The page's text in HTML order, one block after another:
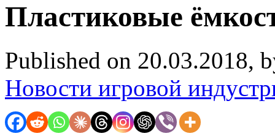
Пластиковые
Published on 20.03.2018,
Новости игровой